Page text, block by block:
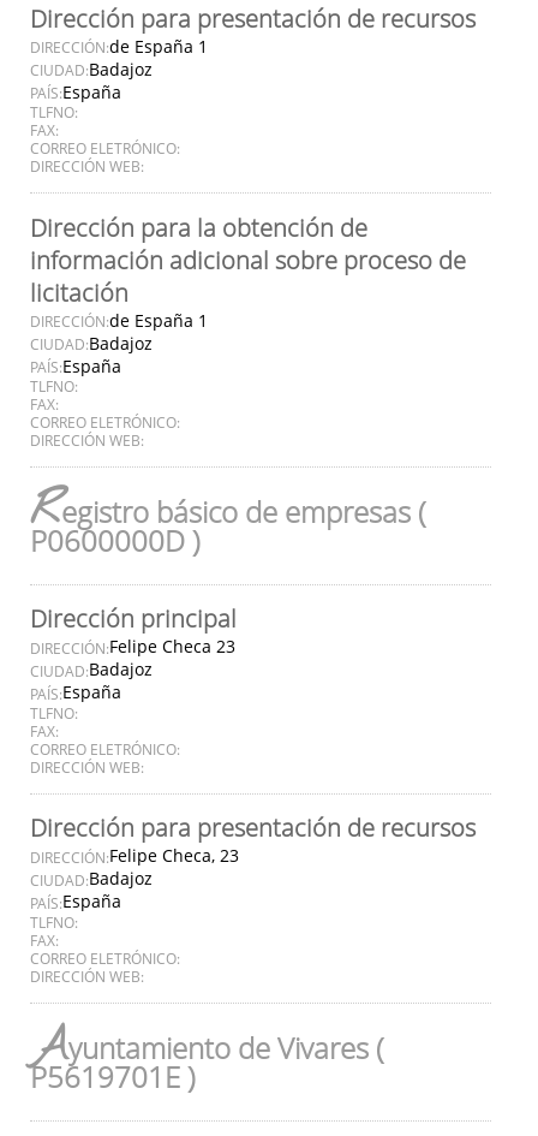
Dirección para presentación de recursos
DIRECCIÓN:de España 1
CIUDAD:Badajoz
PAÍS:España
TLFNO:
FAX:
CORREO ELETRÓNICO:
DIRECCIÓN WEB:
Dirección para la obtención de
información adicional sobre proceso de
licitación
DIRECCIÓN:de España 1
CIUDAD:Badajoz
PAÍS:España
TLFNO:
FAX:
CORREO ELETRÓNICO:
DIRECCIÓN WEB:
Registro básico de empresas (
P0600000D )
Dirección principal
DIRECCIÓN:Felipe Checa 23
CIUDAD:Badajoz
PAÍS:España
TLFNO:
FAX:
CORREO ELETRÓNICO:
DIRECCIÓN WEB:
Dirección para presentación de recursos
DIRECCIÓN:Felipe Checa, 23
CIUDAD:Badajoz
PAÍS:España
TLFNO:
FAX:
CORREO ELETRÓNICO:
DIRECCIÓN WEB:
Ayuntamiento de Vivares (
P5619701E )